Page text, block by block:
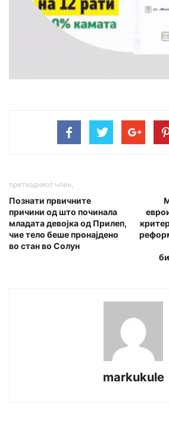
претходниот член,
Познати првичните
причини од што починала
младата девојка од Прилеп,
чие тело беше пронајдено
во стан во Солун
markukule